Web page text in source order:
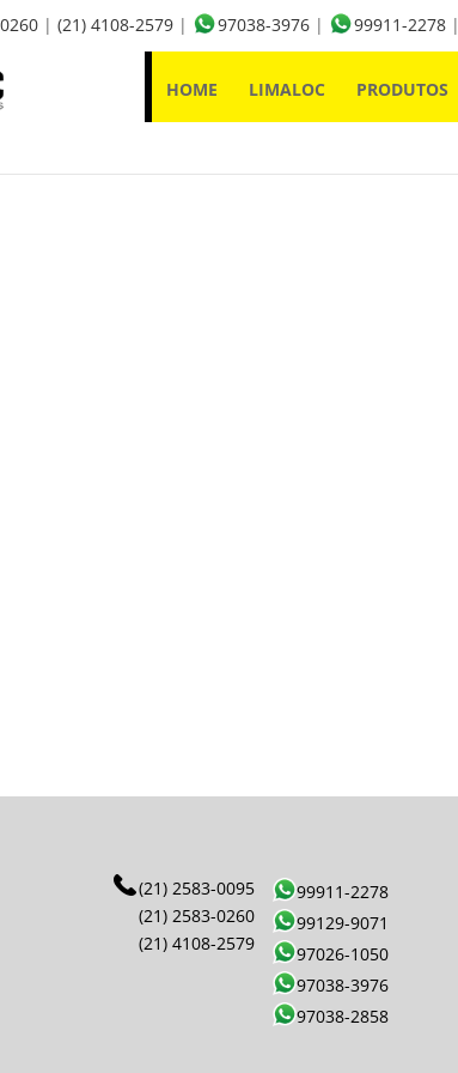
| (21) 4108-2579| 97038-3976| 99911-2278|
HOME LIMALOC PRODUTOS
(21) 2583-0095
(21) 2583-0260
(21) 4108-2579
99911-2278
99129-9071
97026-1050
97038-3976
97038-2858